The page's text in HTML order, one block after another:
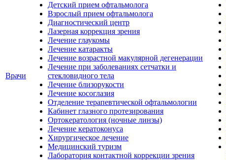
Врачи
Детский прием офтальмолога
Взрослый прием офтальмолога
Диагностический центр
Лазерная коррекция зрения
Лечение глаукомы
Лечение катаракты
Лечение возрастной макулярной дегенерации
Лечение при заболеваниях сетчатки и
стекловидного тела
Лечение близорукости
Лечение косоглазия
Отделение терапевтической офтальмологии
Кабинет глазного протезирования
Ортокератология (ночные линзы)
Лечение кератоконуса
Хирургическое лечение
Медицинский туризм
Лаборатория контактной коррекции зрения